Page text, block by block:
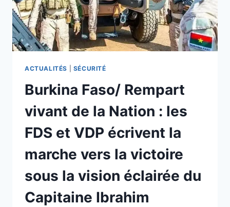
ACTUALITÉS SÉCURITÉ
Burkina Faso/ Rempart
vivant de la Nation : les
FDS et VDP écrivent la
marche vers la victoire
sous la vision éclairée du
Capitaine Ibrahim